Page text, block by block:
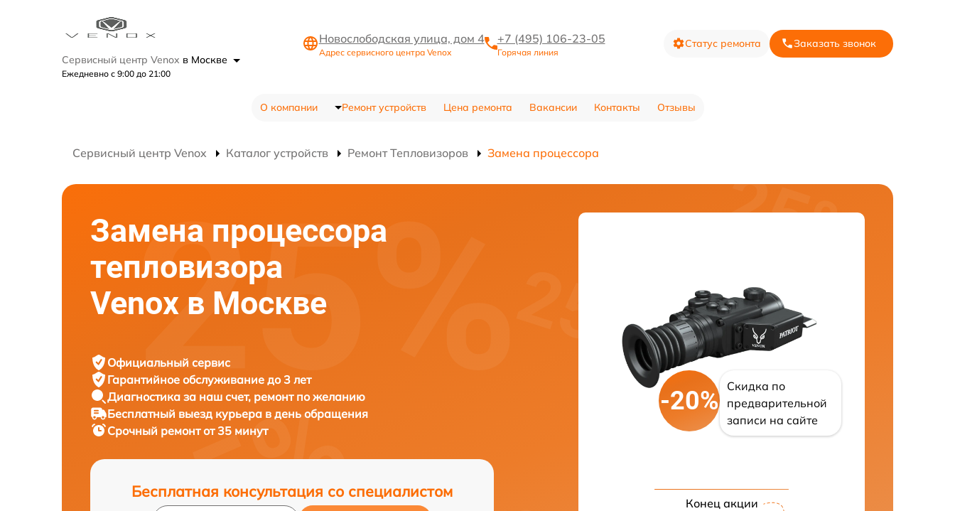
Сервисный центр Venox в Москве
Ежедневно с 9:00 до 21:00
Новослободская улица, дом 4
Адрес сервисного центра Venox
+7 (495) 106-23-05
Горячая линия
Статус ремонта Заказать звонок
О компании Ремонт устройств Цена ремонта Вакансии Контакты Отзывы
Сервисный центр Venox Каталог устройств Ремонт Тепловизоров Замена процессора
Замена процессора
тепловизора
Venox в Москве
Официальный сервис
Гарантийное обслуживание до 3 лет
Диагностика за наш счет, ремонт по желанию
Бесплатный выезд курьера в день обращения
Срочный ремонтот 35 минут
Бесплатная консультация со специалистом
-20%
Скидка по
предварительной
записи на сайте
Конец акции